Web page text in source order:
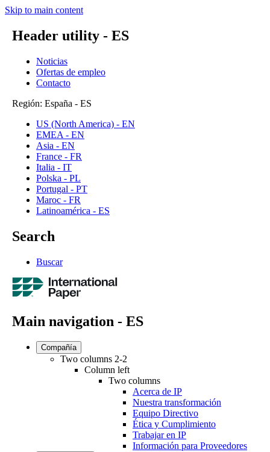
Skip to main content
Header utility - ES
Noticias
Ofertas de empleo
Contacto
Región: España - ES
US (North America) - EN
EMEA - EN
Asia - EN
France - FR
Italia - IT
Polska - PL
Portugal - PT
Maroc - FR
Latinoamérica - ES
Search
Buscar
Main navigation - ES
Compañía
Two columns 2-2
Column left
Two columns
Acerca de IP
Nuestra transformación
Equipo Directivo
Ética y Cumplimiento
Trabajar en IP
Información para Proveedores